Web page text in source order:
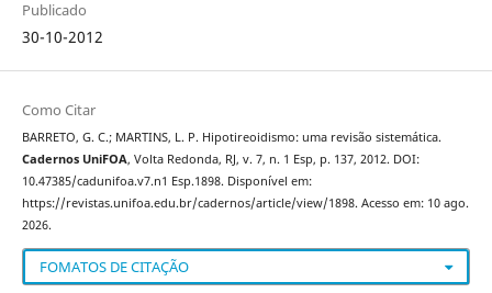
Publicado
30-10-2012
Como Citar
BARRETO, G. C.; MARTINS, L. P. Hipotireoidismo: uma revisão sistemática.
Cadernos UniFOA, Volta Redonda, RJ, v. 7, n. 1 Esp, p. 137, 2012. DOI:
10.47385/cadunifoa.v7.n1 Esp.1898. Disponível em:
https://revistas.unifoa.edu.br/cadernos/article/view/1898. Acesso em: 10 ago.
2026.
FOMATOS DE CITAÇÃO